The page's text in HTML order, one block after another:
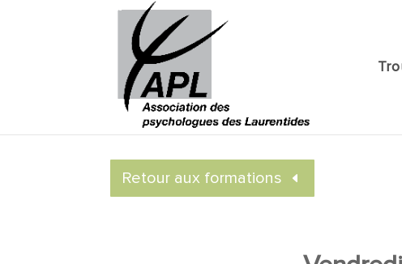
Retour aux formations